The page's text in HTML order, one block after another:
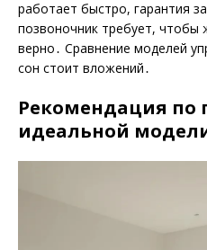
работает быстро, гарантия
позвоночник требует, чтобы
верно․ Сравнение моделей
сон стоит вложений․
Рекомендация по
идеальной